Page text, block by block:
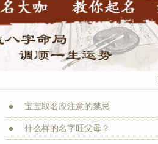
宝宝取名应注意的禁忌
什么样的名字旺父母？